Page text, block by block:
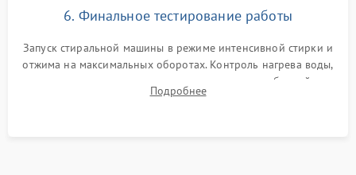
6. Финальное тестирование работы
Запуск стиральной машины в режиме интенсивной стирки и
отжима на максимальных оборотах. Контроль нагрева воды,
корректности слива, отсутствия излишних вибраций,
посторонних стуков и протечек под корпусом.
Подробнее